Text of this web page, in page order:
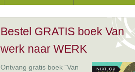
Bestel GRATIS boek Van
werk naar WERK
Ontvang gratis boek “Van